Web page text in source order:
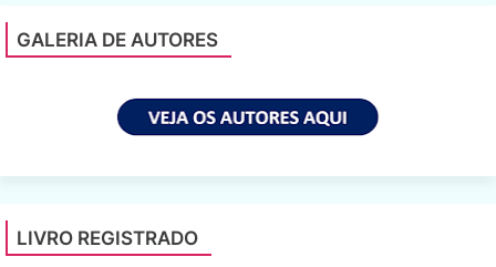
GALERIA DE AUTORES
LIVRO REGISTRADO